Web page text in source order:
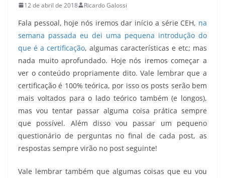
12 de abril de 2018 Ricardo Galossi
Fala pessoal, hoje nós iremos dar início a série CEH, na
semana passada eu dei uma pequena introdução do
que é a certificação, algumas características e etc; mas
nada muito aprofundado. Hoje nós iremos começar a
ver o conteúdo propriamente dito. Vale lembrar que a
certificação é 100% teórica, por isso os posts serão bem
mais voltados para o lado teórico também (e longos),
mas vou tentar passar alguma coisa prática sempre
que possível. Além disso vou passar um pequeno
questionário de perguntas no final de cada post, as
respostas sempre virão no post seguinte!
Vale lembrar também que algumas coisas que eu vou